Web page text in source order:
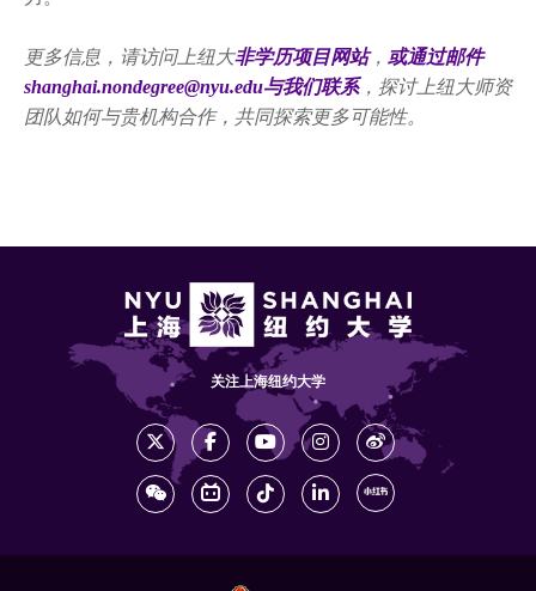
更多信息，请访问上纽大非学历项目网站， 或通过邮件
shanghai.nondegree@nyu.edu与我们联系，探讨上纽大师资
团队如何与贵机构合作，共同探索更多可能性。
关注上海纽约大学